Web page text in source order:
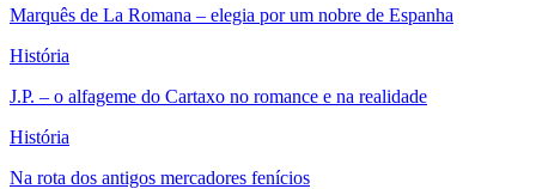
Marquês de La Romana – elegia por um nobre de Espanha
História
J.P. – o alfageme do Cartaxo no romance e na realidade
História
Na rota dos antigos mercadores fenícios